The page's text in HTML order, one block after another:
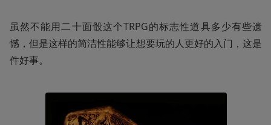
虽然不能用二十面骰这个TRPG的标志性道具多少有些遗
憾，但是这样的简洁性能够让想要玩的人更好的入门，这是
件好事。